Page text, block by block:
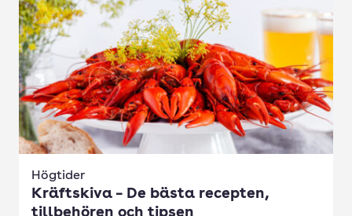
Högtider
Kräftskiva – De bästa recepten,